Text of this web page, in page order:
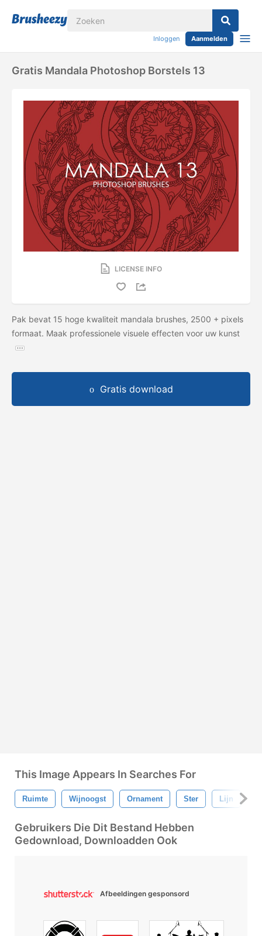
Inloggen Aanmelden
Gratis Mandala Photoshop Borstels 13
LICENSE INFO
Pak bevat 15 hoge kwaliteit mandala brushes, 2500 + pixels
formaat. Maak professionele visuele effecten voor uw kunst
Gratis download
This Image Appears In Searches For
Ruimte Wijnoogst Ornament Ster Lijn
Gebruikers Die Dit Bestand Hebben
Gedownload, Downloadden Ook
Afbeeldingen gesponsord